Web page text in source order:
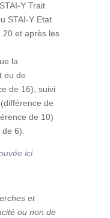
Y Trait
STAI-Y Etat
et après les
la
eu de
de 16), suivi
de
de 10)
de 6).
ici.
et
ou non de